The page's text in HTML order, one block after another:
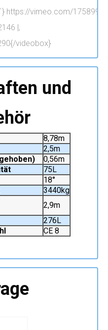
https://vimeo.com/
|,
videobox}
und
8,78m
2,5m
0,56m
75L
18°
3440kg
2,9m
276L
CE 8